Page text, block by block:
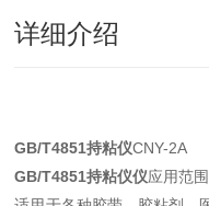
详细介绍
GB/T4851持粘仪CNY-2A
GB/T4851持粘仪仪应用范围